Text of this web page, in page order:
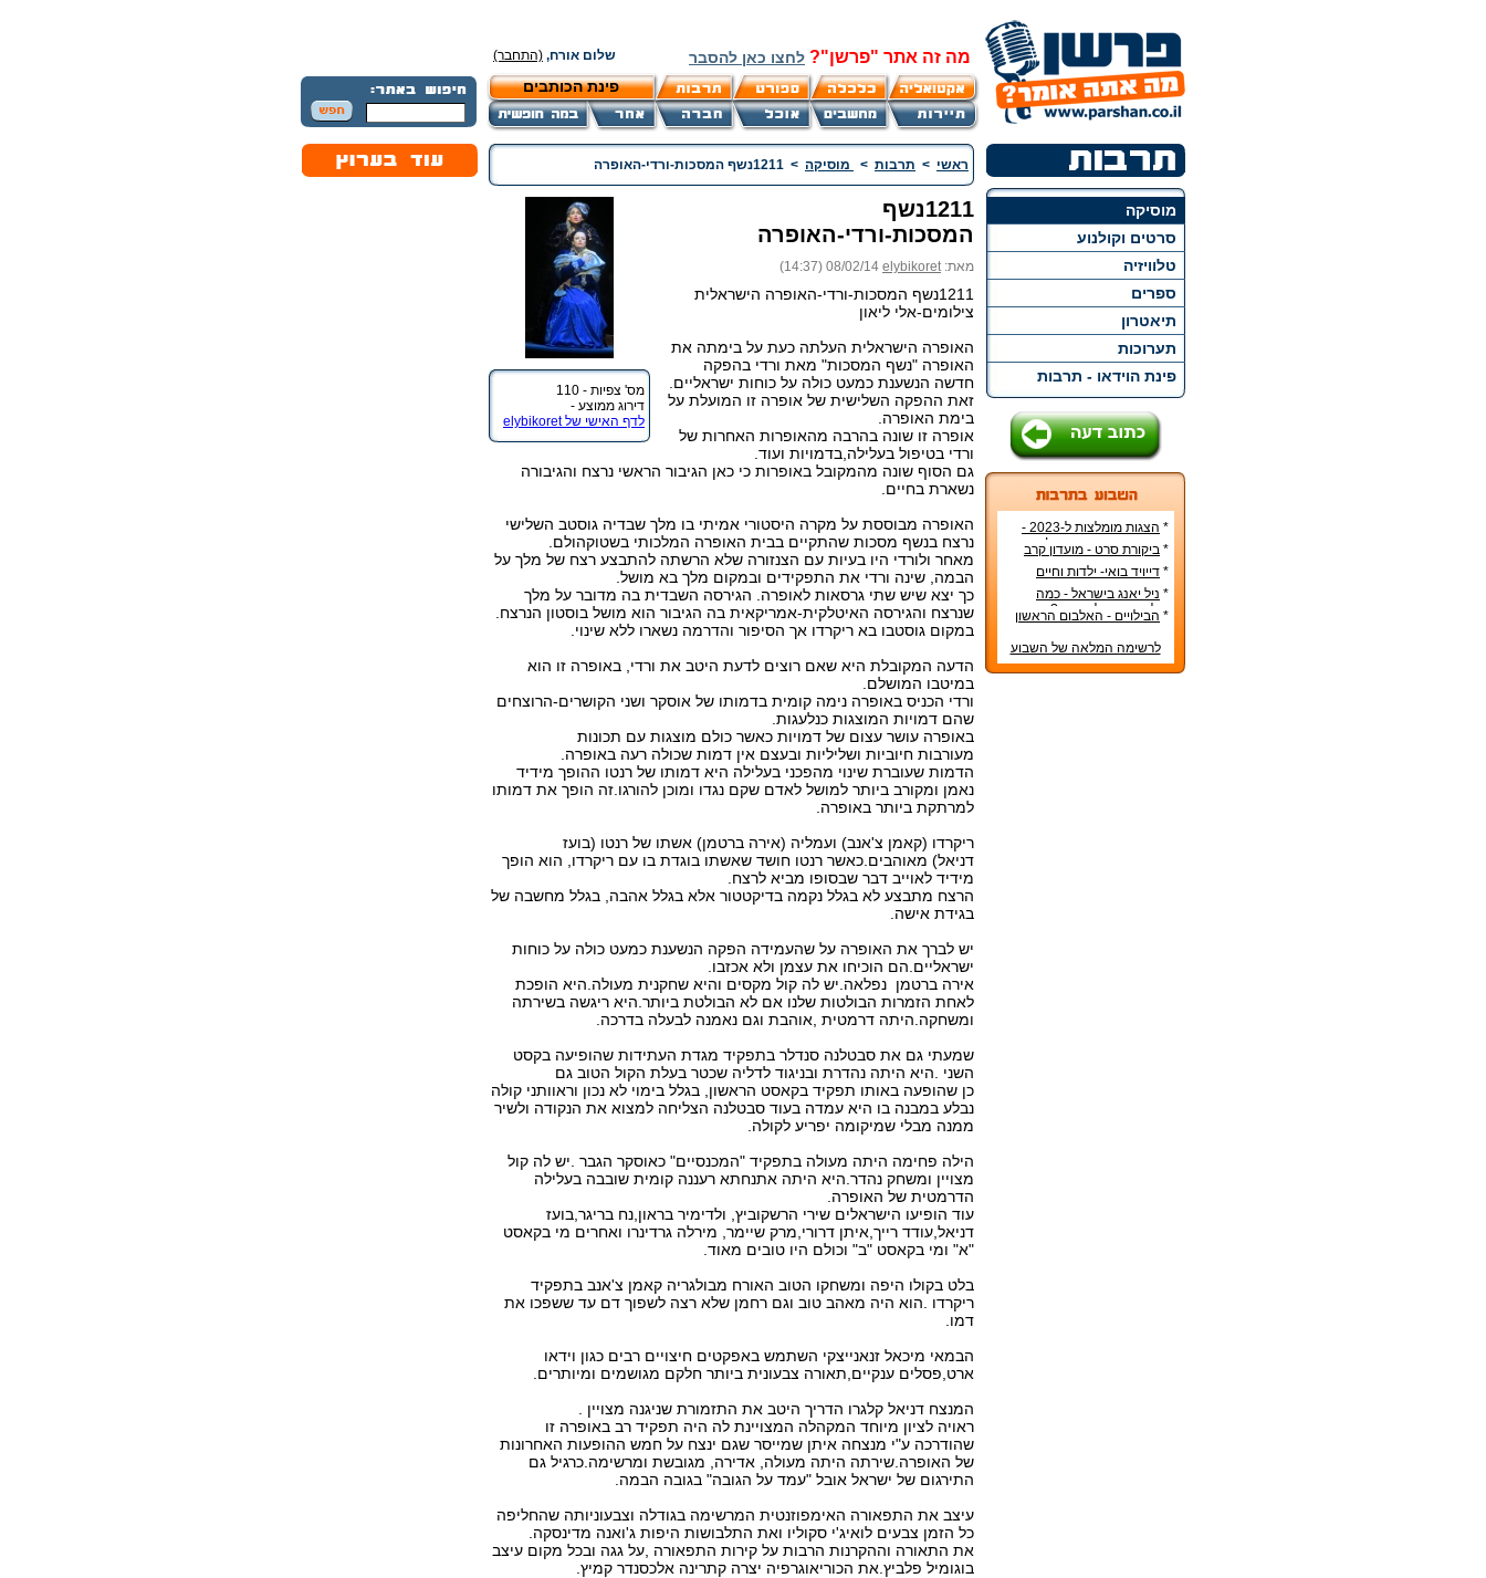
מה זה אתר "פרשן"? לחצו כאן להסבר שלום אורח, (התחבר)
פינת הכותבים
מוסיקה
סרטים וקולנוע
טלוויזיה
ספרים
תיאטרון
תערוכות
פינת הוידאו - תרבות
*
הצגות מומלצות ל-2023 -
הרשימה הטובה ביותר!
* ביקורת סרט - מועדון קרב
* דייויד בואי- ילדות וחיים
אישיים
* ניל יאנג בישראל - כמה
עולה כרטיס להופעה?
* הבילויים - האלבום הראשון
לרשימה המלאה של השבוע
ראשי > תרבות > מוסיקה > 1211נשף המסכות-ורדי-האופרה
מס' צפיות - 110
דירוג ממוצע -
לדף האישי של elybikoret
1211נשף
המסכות-ורדי-האופרה
מאת:elybikoret
08/02/14 (14:37)
1211נשף המסכות-ורדי-האופרה הישראלית
צילומים-אלי ליאון
האופרה הישראלית העלתה כעת על בימתה את
האופרה "נשף המסכות" מאת ורדי בהפקה
חדשה הנשענת כמעט כולה על כוחות ישראליים.
זאת ההפקה השלישית של אופרה זו המועלת על
בימת האופרה.
אופרה זו שונה בהרבה מהאופרות האחרות של
ורדי בטיפול בעלילה,בדמויות ועוד.
גם הסוף שונה מהמקובל באופרות כי כאן הגיבור הראשי נרצח והגיבורה
נשארת בחיים.
האופרה מבוססת על מקרה היסטורי אמיתי בו מלך שבדיה גוסטב השלישי
נרצח בנשף מסכות שהתקיים בבית האופרה המלכותי בשטוקהולם.
מאחר ולורדי היו בעיות עם הצנזורה שלא הרשתה להתבצע רצח של מלך על
הבמה, שינה ורדי את התפקידים ובמקום מלך בא מושל.
כך יצא שיש שתי גרסאות לאופרה. הגירסה השבדית בה מדובר על מלך
שנרצח והגירסה האיטלקית-אמריקאית בה הגיבור הוא מושל בוסטון הנרצח.
במקום גוסטבו בא ריקרדו אך הסיפור והדרמה נשארו ללא שינוי.
הדעה המקובלת היא שאם רוצים לדעת היטב את ורדי, באופרה זו הוא
במיטבו המושלם.
ורדי הכניס באופרה נימה קומית בדמותו של אוסקר ושני הקושרים-הרוצחים
שהם דמויות המוצגות כנלעגות.
באופרה עושר עצום של דמויות כאשר כולם מוצגות עם תכונות
מעורבות חיוביות ושליליות ובעצם אין דמות שכולה רעה באופרה.
הדמות שעוברת שינוי מהפכני בעלילה היא דמותו של רנטו ההופך מידיד
נאמן ומקורב ביותר למושל לאדם שקם נגדו ומוכן להורגו.זה הופך את דמותו
למרתקת ביותר באופרה.
ריקרדו (קאמן צ'אנב) ועמליה (אירה ברטמן) אשתו של רנטו (בועז
דניאל) מאוהבים.כאשר רנטו חושד שאשתו בוגדת בו עם ריקרדו, הוא הופך
מידיד לאוייב דבר שבסופו מביא לרצח.
הרצח מתבצע לא בגלל נקמה בדיקטטור אלא בגלל אהבה, בגלל מחשבה של
בגידת אישה.
יש לברך את האופרה על שהעמידה הפקה הנשענת כמעט כולה על כוחות
ישראליים.הם הוכיחו את עצמן ולא אכזבו.
אירה ברטמן נפלאה.יש לה קול מקסים והיא שחקנית מעולה.היא הופכת
לאחת הזמרות הבולטות שלנו אם לא הבולטת ביותר.היא ריגשה בשירתה
ומשחקה.היתה דרמטית ,אוהבת וגם נאמנה לבעלה בדרכה.
שמעתי גם את סבטלנה סנדלר בתפקיד מגדת העתידות שהופיעה בקסט
השני .היא היתה נהדרת ובניגוד לדליה שכטר בעלת הקול הטוב גם
כן שהופעה באותו תפקיד בקאסט הראשון, בגלל בימוי לא נכון וראוותני קולה
נבלע במבנה בו היא עמדה בעוד סבטלנה הצליחה למצוא את הנקודה ולשיר
ממנה מבלי שמיקומה יפריע לקולה.
הילה פחימה היתה מעולה בתפקיד "המכנסיים" כאוסקר הגבר .יש לה קול
מצויין ומשחק נהדר.היא היתה אתנחתא רעננה קומית שובבה בעלילה
הדרמטית של האופרה.
עוד הופיעו הישראלים שירי הרשקוביץ, ולדימיר בראון,נח בריגר,בועז
דניאל,עודד רייך,איתן דרורי,מרק שיימר, מירלה גרדינרו ואחרים מי בקאסט
"א" ומי בקאסט "ב" וכולם היו טובים מאוד.
בלט בקולו היפה ומשחקו הטוב האורח מבולגריה קאמן צ'אנב בתפקיד
ריקרדו .הוא היה מאהב טוב וגם רחמן שלא רצה לשפוך דם עד ששפכו את
דמו.
הבמאי מיכאל זנאנייצקי השתמש באפקטים חיצויים רבים כגון וידאו
ארט,פסלים ענקיים,תאורה צבעונית ביותר חלקם מגושמים ומיותרים.
המנצח דניאל קלגרו הדריך היטב את התזמורת שניגנה מצויין .
ראויה לציון מיוחד המקהלה המצויינת לה היה תפקיד רב באופרה זו
שהודרכה ע"י מנצחה איתן שמייסר שגם ינצח על חמש ההופעות האחרונות
של האופרה.שירתה היתה מעולה, אדירה, מגובשת ומרשימה.כרגיל גם
התירגום של ישראל אובל "עמד על הגובה" בגובה הבמה.
עיצב את התפאורה האימפוזנטית המרשימה בגודלה וצבעוניותה שהחליפה
כל הזמן צבעים לואיג'י סקוליו ואת התלבושות היפות ג'ואנה מדינסקה.
את התאורה וההקרנות הרבות על קירות התפאורה ,על גגה ובכל מקום עיצב
בוגומיל פלביץ.את הכוריאוגרפיה יצרה קתרינה אלכסנדר קמיץ.